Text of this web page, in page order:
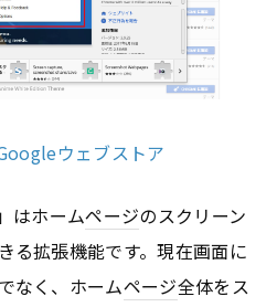
ウェブストア
はホームページのスクリーン
る拡張機能です。現在画面に
なく、ホームページ全体をス